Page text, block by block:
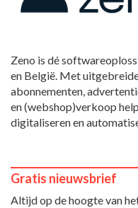
Zeno is dé
en België. Met
abonnementen,
en (webshop)verkoop
digitaliseren en
Gratis nieuwsbrief
Altijd op de hoogte van